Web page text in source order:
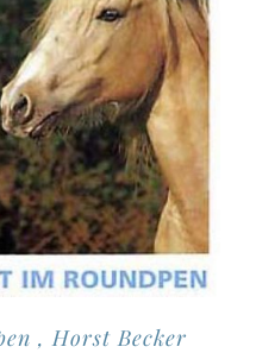
, Horst Becker